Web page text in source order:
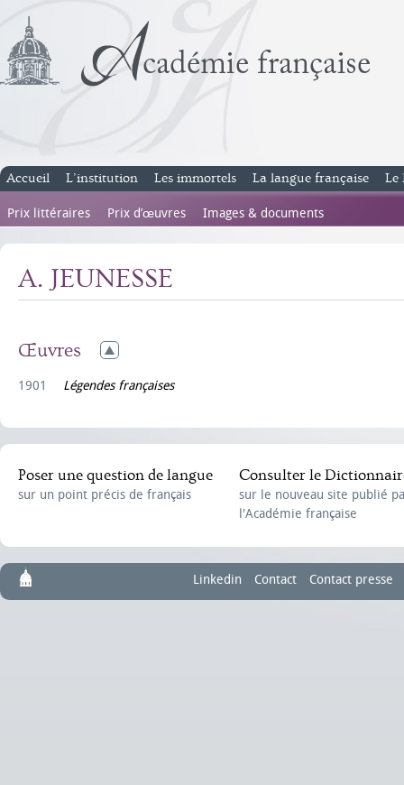
Accueil L’institution Les immortels La langue française Le
Prix littéraires Prix d’œuvres Images & documents
A. JEUNESSE
Œuvres
1901 Légendes françaises
Poser une question de langue
sur un point précis de français
Consulter le
sur le nouveau site publié
l'Académie française
Linkedin Contact Contact presse